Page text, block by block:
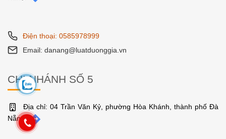
Điện thoại: 0585978999
Email: danang@luatduonggia.vn
CHI NHÁNH SỐ 5
Địa chỉ: 04 Trần Văn Kỷ, phường Hòa Khánh, thành phố Đà
Nẵng.